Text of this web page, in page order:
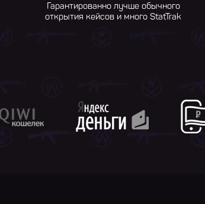
Гарантированно лучше обычного
открытия кейсов и много StatTrak